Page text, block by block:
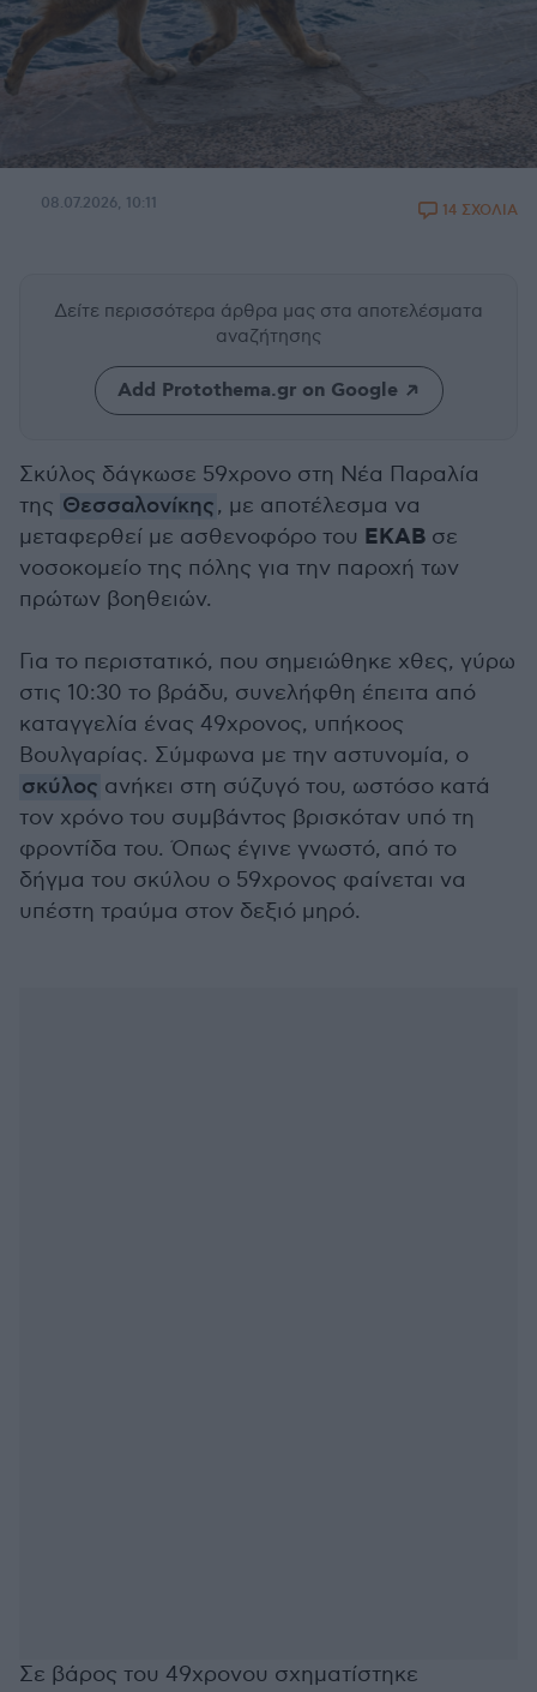
08.07.2026, 10:11 14 ΣΧΟΛΙΑ
Δείτε περισσότερα άρθρα μας στα αποτελέσματα
αναζήτησης
Add Protothema.gr on Google
Σκύλος δάγκωσε 59χρονο στη Νέα Παραλία
της Θεσσαλονίκης, με αποτέλεσμα να
μεταφερθεί με ασθενοφόρο του ΕΚΑΒ σε
νοσοκομείο της πόλης για την παροχή των
πρώτων βοηθειών.
Για το περιστατικό, που σημειώθηκε χθες, γύρω
στις 10:30 το βράδυ, συνελήφθη έπειτα από
καταγγελία ένας 49χρονος, υπήκοος
Βουλγαρίας. Σύμφωνα με την αστυνομία, ο
σκύλος ανήκει στη σύζυγό του, ωστόσο κατά
τον χρόνο του συμβάντος βρισκόταν υπό τη
φροντίδα του. Όπως έγινε γνωστό, από το
δήγμα του σκύλου ο 59χρονος φαίνεται να
υπέστη τραύμα στον δεξιό μηρό.
Σε βάρος του 49χρονου σχηματίστηκε